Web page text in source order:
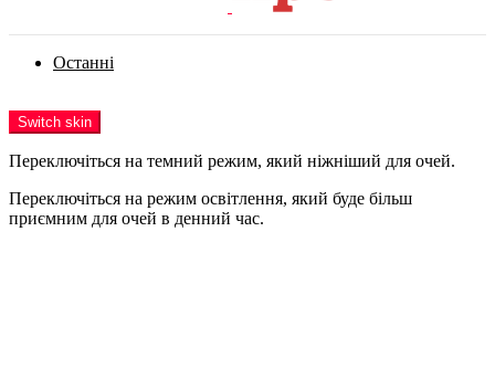
Останні
Switch skin
Переключіться на темний режим, який ніжніший для очей.
Переключіться на режим освітлення, який буде більш
приємним для очей в денний час.